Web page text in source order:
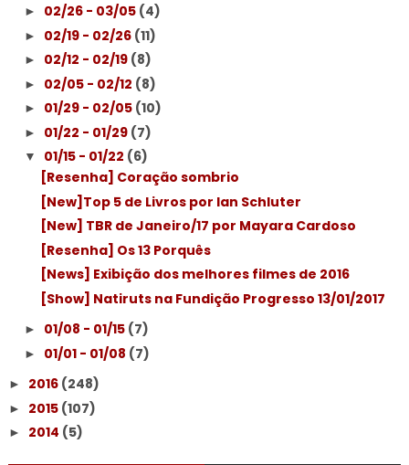
► 02/26 - 03/05 (4)
► 02/19 - 02/26 (11)
► 02/12 - 02/19 (8)
► 02/05 - 02/12 (8)
► 01/29 - 02/05 (10)
► 01/22 - 01/29 (7)
▼ 01/15 - 01/22 (6)
[Resenha] Coração sombrio
[New]Top 5 de Livros por Ian Schluter
[New] TBR de Janeiro/17 por Mayara Cardoso
[Resenha] Os 13 Porquês
[News] Exibição dos melhores filmes de 2016
[Show] Natiruts na Fundição Progresso 13/01/2017
► 01/08 - 01/15 (7)
► 01/01 - 01/08 (7)
► 2016 (248)
► 2015 (107)
► 2014 (5)